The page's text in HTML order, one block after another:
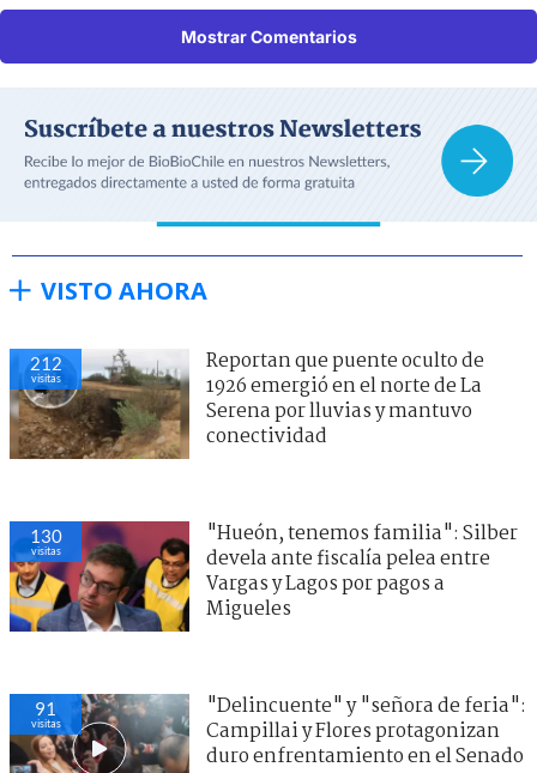
Mostrar Comentarios
VISTO AHORA
212
visitas
Reportan que puente oculto de
1926 emergió en el norte de La
Serena por lluvias y mantuvo
conectividad
130
visitas
"Hueón, tenemos familia": Silber
devela ante fiscalía pelea entre
Vargas y Lagos por pagos a
Migueles
91
visitas
"Delincuente" y "señora de feria":
Campillai y Flores protagonizan
duro enfrentamiento en el Senado